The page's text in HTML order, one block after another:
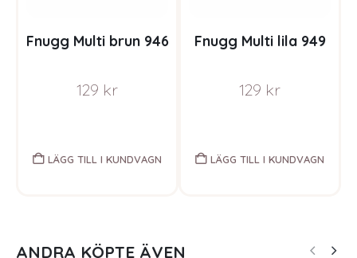
Fnugg Multi brun 946
129 kr
LÄGG TILL I KUNDVAGN
Fnugg Multi lila 949
129 kr
LÄGG TILL I KUNDVAGN
ANDRA KÖPTE ÄVEN